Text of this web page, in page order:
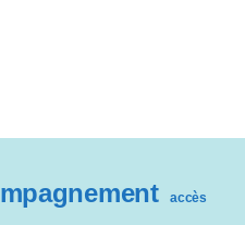
accès